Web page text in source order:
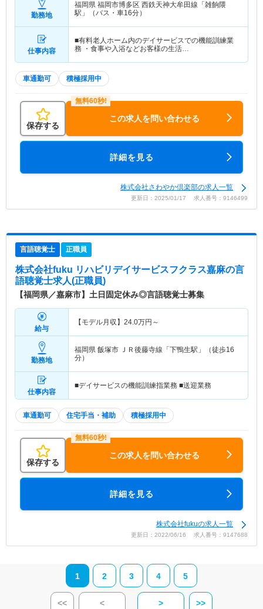
勤務地
福岡県 福岡市博多区 西鉄天神大牟田線「雑餉隈
駅」（バス・車16分）
仕事内容
■有料老人ホーム内のデイサービスでの機能訓練業
務 ・食事や入浴などお客様の生活…
車通勤可 積極採用中
保存する
この求人を問い合わせる
詳細を見る
株式会社さわやか倶楽部の求人一覧
更新日：2025/01/17 求人番号：9146499
言語聴覚士 正職員
株式会社fuku リハビリデイサービスフクラス嘉麻の言
語聴覚士求人(正職員)
【福岡県／嘉麻市】土日固定休み◎言語聴覚士募集
給与
【モデル月収】 24.0万円～
勤務地
福岡県 飯塚市 ＪＲ後藤寺線「下鴨生駅」（徒歩16
分）
仕事内容
■デイサービスの機能訓練指業務 ■送迎業務
車通勤可 住宅手当・補助 積極採用中
保存する
この求人を問い合わせる
詳細を見る
株式会社fukuの求人一覧
更新日：2022/06/16 求人番号：9147688
1 2 3 4 5
<< < > >>